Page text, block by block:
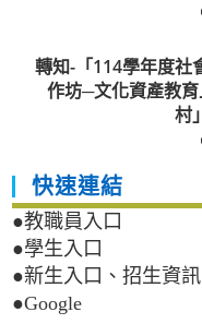
轉知-「114學年度社
作坊─文化資產教
村
快速連結
●教職員入口
●學生入口
●新生入口、招生資訊
●Google